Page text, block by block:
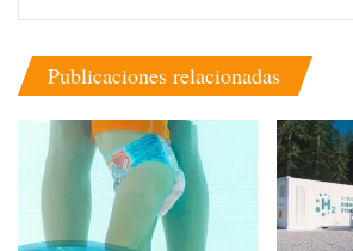
Publicaciones relacionadas